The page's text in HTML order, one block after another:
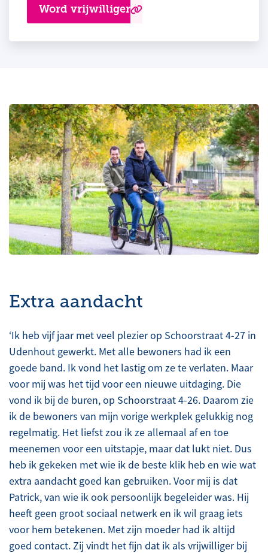
Word vrijwilliger
Extra aandacht
‘Ik heb vijf jaar met veel plezier op Schoorstraat 4-27 in
Udenhout gewerkt. Met alle bewoners had ik een
goede band. Ik vond het lastig om ze te verlaten. Maar
voor mij was het tijd voor een nieuwe uitdaging. Die
vond ik bij de buren, op Schoorstraat 4-26. Daarom zie
ik de bewoners van mijn vorige werkplek gelukkig nog
regelmatig. Het liefst zou ik ze allemaal af en toe
meenemen voor een uitstapje, maar dat lukt niet. Dus
heb ik gekeken met wie ik de beste klik heb en wie wat
extra aandacht goed kan gebruiken. Voor mij is dat
Patrick, van wie ik ook persoonlijk begeleider was. Hij
heeft geen groot sociaal netwerk en ik wil graag iets
voor hem betekenen. Met zijn moeder had ik altijd
goed contact. Zij vindt het fijn dat ik als vrijwilliger bij